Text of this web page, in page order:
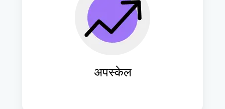
अपस्केल
व्यवसायों को डिजिटल परिपक्वता और
प्रतिस्पर्धात्मक लाभ की ओर अग्रसर करने के
लिए उन्नत तकनीकों और स्केलेबल समाधानों को